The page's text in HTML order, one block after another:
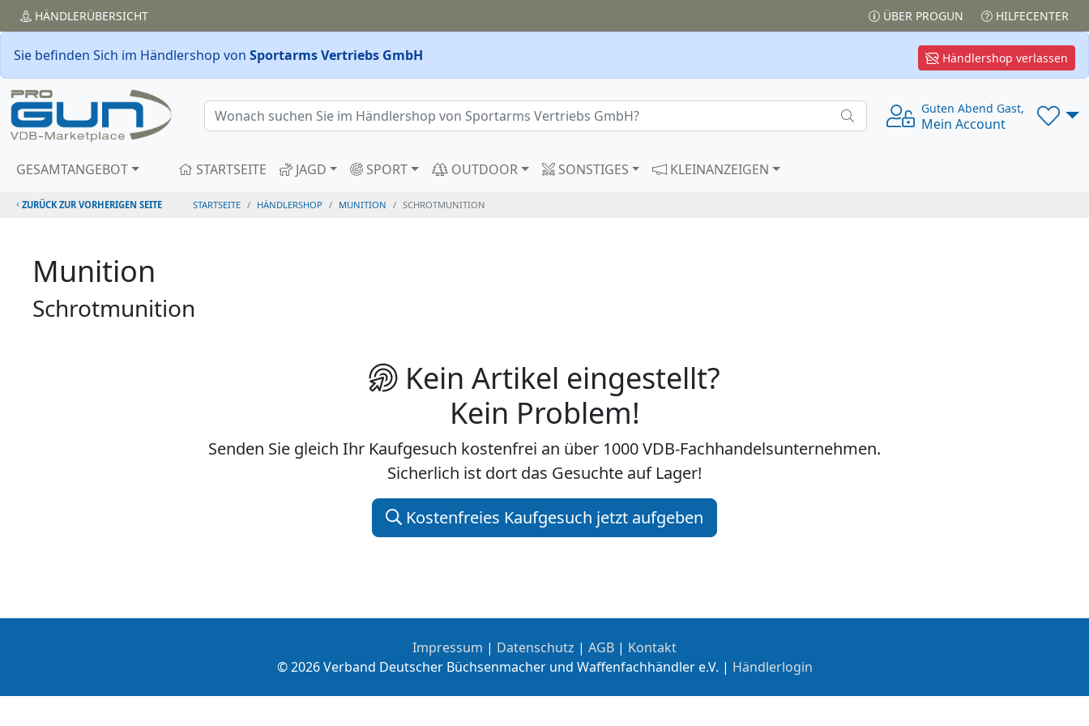
HÄNDLERÜBERSICHT ÜBER PROGUN HILFECENTER
Händlershop verlassen
Sie befinden Sich im Händlershop von Sportarms Vertriebs GmbH
Guten Abend Gast,
Mein Account
GESAMTANGEBOT STARTSEITE JAGD SPORT OUTDOOR SONSTIGES KLEINANZEIGEN
ZURÜCK ZUR VORHERIGEN SEITE STARTSEITE HÄNDLERSHOP MUNITION SCHROTMUNITION
Munition
Schrotmunition
Kein Artikel eingestellt?
Kein Problem!
Senden Sie gleich Ihr Kaufgesuch kostenfrei an über 1000 VDB-Fachhandelsunternehmen.
Sicherlich ist dort das Gesuchte auf Lager!
Kostenfreies Kaufgesuch jetzt aufgeben
Impressum | Datenschutz | AGB | Kontakt
© 2026 Verband Deutscher Büchsenmacher und Waffenfachhändler e.V. | Händlerlogin